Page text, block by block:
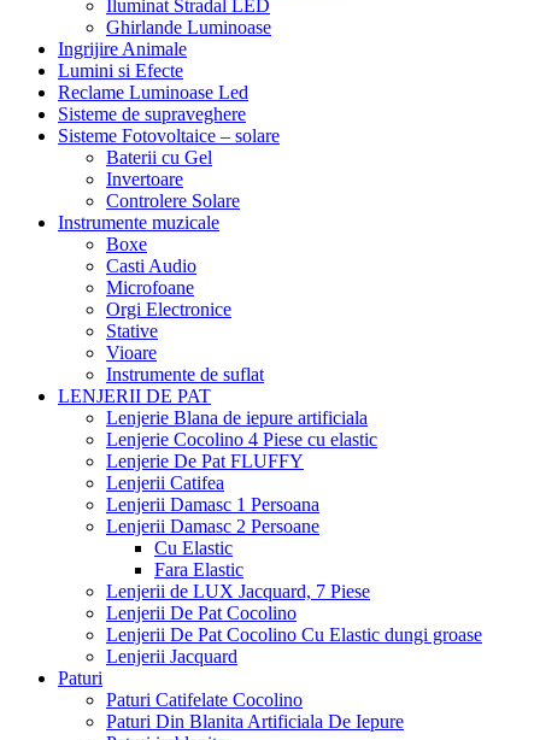
Iluminat Stradal LED
Ghirlande Luminoase
Ingrijire Animale
Lumini si Efecte
Reclame Luminoase Led
Sisteme de supraveghere
Sisteme Fotovoltaice – solare
Baterii cu Gel
Invertoare
Controlere Solare
Instrumente muzicale
Boxe
Casti Audio
Microfoane
Orgi Electronice
Stative
Vioare
Instrumente de suflat
LENJERII DE PAT
Lenjerie Blana de iepure artificiala
Lenjerie Cocolino 4 Piese cu elastic
Lenjerie De Pat FLUFFY
Lenjerii Catifea
Lenjerii Damasc 1 Persoana
Lenjerii Damasc 2 Persoane
Cu Elastic
Fara Elastic
Lenjerii de LUX Jacquard, 7 Piese
Lenjerii De Pat Cocolino
Lenjerii De Pat Cocolino Cu Elastic dungi groase
Lenjerii Jacquard
Paturi
Paturi Catifelate Cocolino
Paturi Din Blanita Artificiala De Iepure